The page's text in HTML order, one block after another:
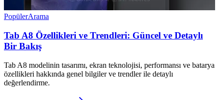
PopülerArama
Tab A8 Özellikleri ve Trendleri: Güncel ve Detaylı
Bir Bakış
Tab A8 modelinin tasarımı, ekran teknolojisi, performansı ve batarya
özellikleri hakkında genel bilgiler ve trendler ile detaylı
değerlendirme.